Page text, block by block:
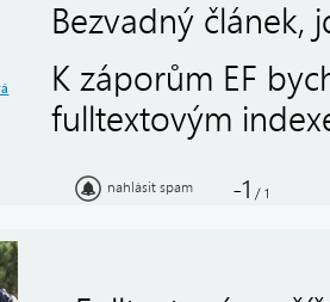
Bezvadný článek,
K záporům EF
fulltextovým
nahlásit spam -1 / 1